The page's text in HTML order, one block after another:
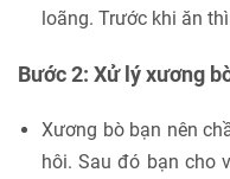
loãng. Trước khi ăn
Bước 2: Xử lý xương
Xương bò bạn nên
hôi. Sau đó bạn cho